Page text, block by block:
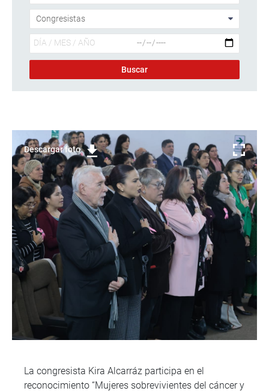
Descargar foto
La congresista Kira Alcarráz participa en el
reconocimiento “Mujeres sobrevivientes del cáncer y